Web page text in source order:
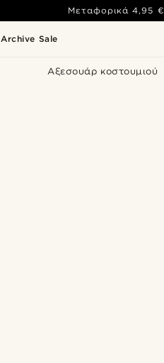
Archive Sale
Αξεσουάρ κοστουμιού
Μεταφορικά 4,95 €